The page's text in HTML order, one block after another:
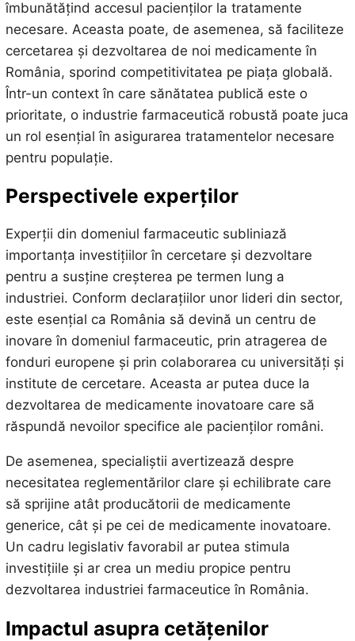
îmbunătățind accesul pacienților la tratamente
necesare. Aceasta poate, de asemenea, să faciliteze
cercetarea și dezvoltarea de noi medicamente în
România, sporind competitivitatea pe piața globală.
Într-un context în care sănătatea publică este o
prioritate, o industrie farmaceutică robustă poate juca
un rol esențial în asigurarea tratamentelor necesare
pentru populație.
Perspectivele experților
Experții din domeniul farmaceutic subliniază
importanța investițiilor în cercetare și dezvoltare
pentru a susține creșterea pe termen lung a
industriei. Conform declarațiilor unor lideri din sector,
este esențial ca România să devină un centru de
inovare în domeniul farmaceutic, prin atragerea de
fonduri europene și prin colaborarea cu universități și
institute de cercetare. Aceasta ar putea duce la
dezvoltarea de medicamente inovatoare care să
răspundă nevoilor specifice ale pacienților români.
De asemenea, specialiștii avertizează despre
necesitatea reglementărilor clare și echilibrate care
să sprijine atât producătorii de medicamente
generice, cât și pe cei de medicamente inovatoare.
Un cadru legislativ favorabil ar putea stimula
investițiile și ar crea un mediu propice pentru
dezvoltarea industriei farmaceutice în România.
Impactul asupra cetățenilor